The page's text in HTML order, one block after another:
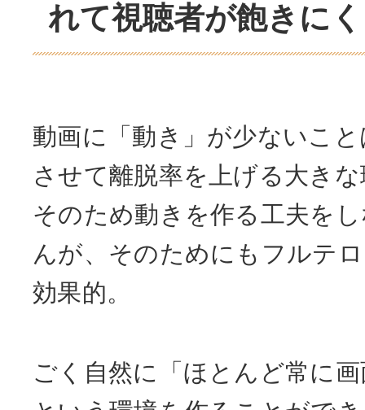
れて視聴者が飽きに
動画に「動き」が少ないこ
させて離脱率を上げる大き
そのため動きを作る工夫を
んが、そのためにもフルテ
効果的。
ごく自然に「ほとんど常に